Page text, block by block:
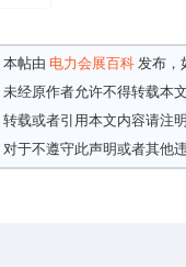
本帖由 电力会展百科 发布，
未经原作者允许不得转载本
转载或者引用本文内容请注
对于不遵守此声明或者其他